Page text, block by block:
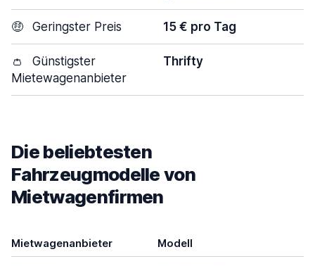
🤑 Geringster Preis 15 € pro Tag
👛
Günstigster
Mietewagenanbieter
Thrifty
Die beliebtesten
Fahrzeugmodelle von
Mietwagenfirmen
Mietwagenanbieter Modell